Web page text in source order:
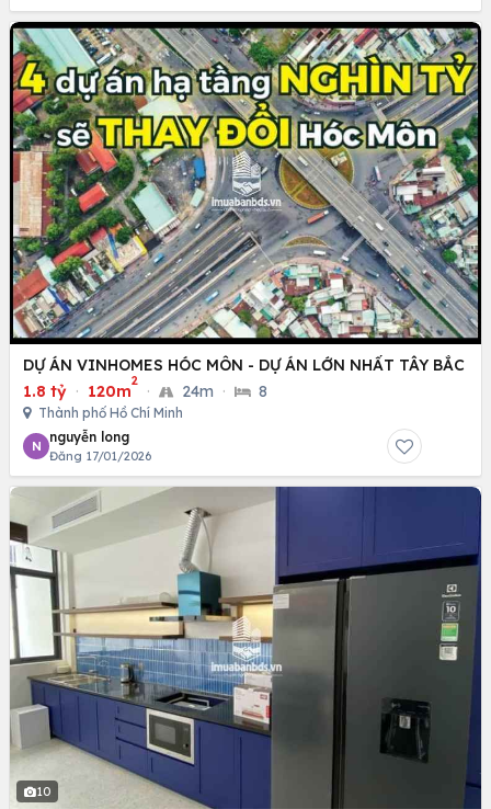
DỰ ÁN VINHOMES HÓC MÔN - DỰ ÁN LỚN NHẤT TÂY BẮC
1.8 tỷ · 120m
2
· 24m · 8
Thành phố Hồ Chí Minh
N
nguyễn long
Đăng 17/01/2026
10